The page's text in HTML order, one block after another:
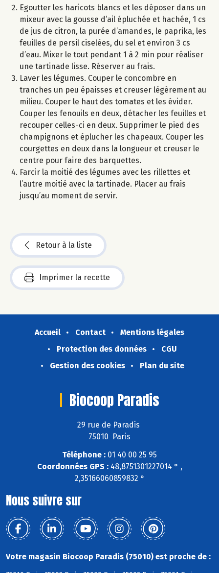
Egoutter les haricots blancs et les déposer dans un
mixeur avec la gousse d’ail épluchée et hachée, 1 cs
de jus de citron, la purée d’amandes, le paprika, les
feuilles de persil ciselées, du sel et environ 3 cs
d’eau. Mixer le tout pendant 1 à 2 min pour réaliser
une tartinade lisse. Réserver au frais.
Laver les légumes. Couper le concombre en
tranches un peu épaisses et creuser légèrement au
milieu. Couper le haut des tomates et les évider.
Couper les fenouils en deux, détacher les feuilles et
recouper celles-ci en deux. Supprimer le pied des
champignons et éplucher les chapeaux. Couper les
courgettes en deux dans la longueur et creuser le
centre pour faire des barquettes.
Farcir la moitié des légumes avec les rillettes et
l’autre moitié avec la tartinade. Placer au frais
jusqu’au moment de servir.
Retour à la liste
Imprimer la recette
Accueil Contact
Mentions légales
Protection des données
CGU
Gestion des cookies
Plan du site
Biocoop Paradis
29 rue de Paradis
75010 Paris
Téléphone : 01 40 00 25 95
Coordonnées GPS :48,8751301227014 ° ,
2,35166060859832 °
Nous suivre sur
Votre magasin Biocoop Paradis (75010) est proche de :